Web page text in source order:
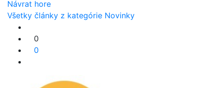
Návrat hore
Všetky články z kategórie Novinky
0
0